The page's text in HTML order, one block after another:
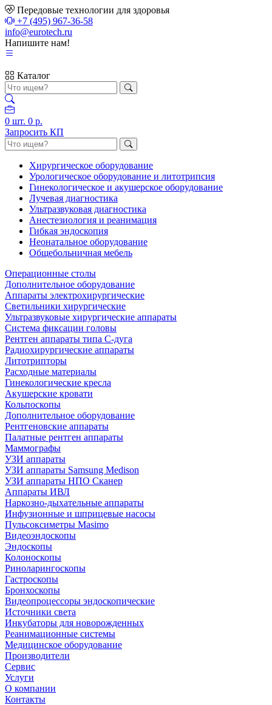
Передовые технологии для здоровья
+7 (495) 967-36-58
info@eurotech.ru
Напишите нам!
Каталог
0 шт. 0 р.
Запросить КП
Хирургическое оборудование
Урологическое оборудование и литотрипсия
Гинекологическое и акушерское оборудование
Лучевая диагностика
Ультразвуковая диагностика
Анестезиология и реанимация
Гибкая эндоскопия
Неонатальное оборудование
Общебольничная мебель
Операционные столы
Дополнительное оборудование
Аппараты электрохирургические
Светильники хирургические
Ультразвуковые хирургические аппараты
Система фиксации головы
Рентген аппараты типа С-дуга
Радиохирургические аппараты
Литотрипторы
Расходные материалы
Гинекологические кресла
Акушерские кровати
Кольпоскопы
Дополнительное оборудование
Рентгеновские аппараты
Палатные рентген аппараты
Маммографы
УЗИ аппараты
УЗИ аппараты Samsung Medison
УЗИ аппараты НПО Сканер
Аппараты ИВЛ
Наркозно-дыхательные аппараты
Инфузионные и шприцевые насосы
Пульсоксиметры Masimo
Видеоэндоскопы
Эндоскопы
Колоноскопы
Риноларингоскопы
Гастроскопы
Бронхоскопы
Видеопроцессоры эндоскопические
Источники света
Инкубаторы для новорожденных
Реанимационные системы
Медицинское оборудование
Производители
Сервис
Услуги
О компании
Контакты